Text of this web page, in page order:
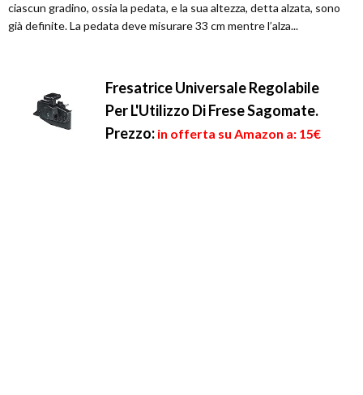
ciascun gradino, ossia la pedata, e la sua altezza, detta alzata, sono
già definite. La pedata deve misurare 33 cm mentre l’alza...
Fresatrice Universale Regolabile
Per L'Utilizzo Di Frese Sagomate.
Prezzo: in offerta su Amazon a: 15€